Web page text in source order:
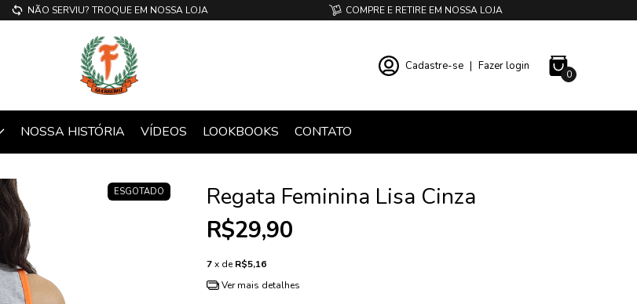
NÃO SERVIU? TROQUE EM NOSSA LOJA COMPRE E RETIRE EM NOSSA LOJA
Cadastre-se | Fazer login
0
NOSSA HISTÓRIA VÍDEOS LOOKBOOKS CONTATO
ESGOTADO Regata Feminina Lisa Cinza
R$29,90
7x deR$5,16
Ver mais detalhes